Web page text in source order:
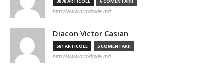
3878 ARTICOLE 6 COMENTARII
http://www.ortodoxia.md
Diacon Victor Casian
581 ARTICOLE 5 COMENTARII
http://www.ortodoxia.md